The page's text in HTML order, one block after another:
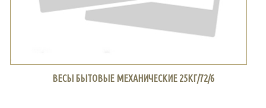
ВЕСЫ БЫТОВЫЕ МЕХАНИЧЕСКИЕ 25КГ/72/6